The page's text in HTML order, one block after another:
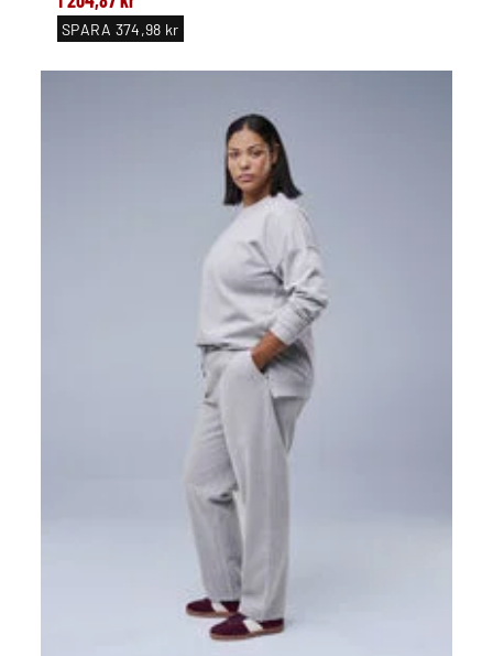
SPARA 374,98 kr